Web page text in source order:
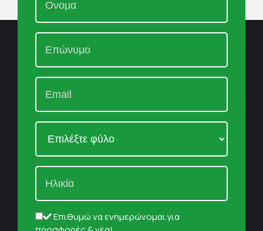
Επιθυμώ να ενημερώνομαι για